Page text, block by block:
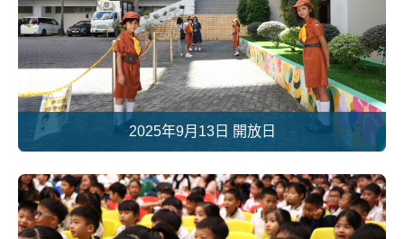
2025年9月13日 開放日